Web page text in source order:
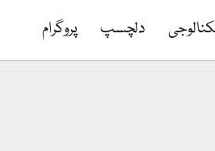
دلچسپ پروگرام